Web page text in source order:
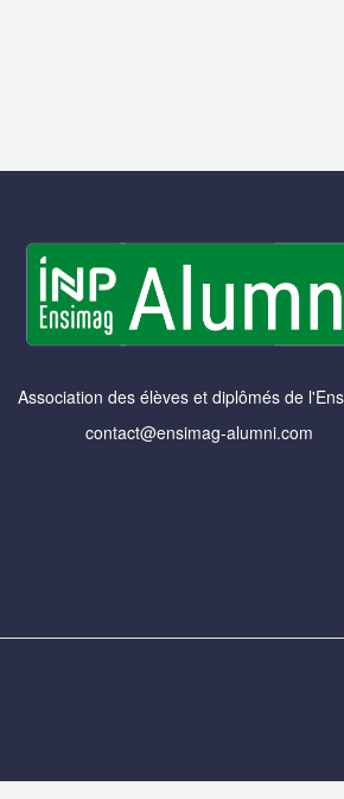
Association des élèves et diplômés de
contact@ensimag-alumni.com